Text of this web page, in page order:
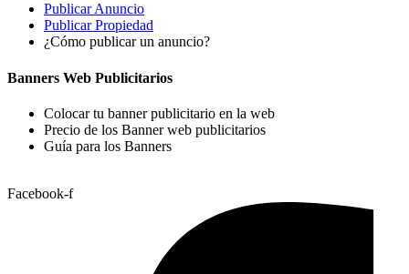
Publicar Anuncio
Publicar Propiedad
¿Cómo publicar un anuncio?
Banners Web Publicitarios
Colocar tu banner publicitario en la web
Precio de los Banner web publicitarios
Guía para los Banners
Facebook-f